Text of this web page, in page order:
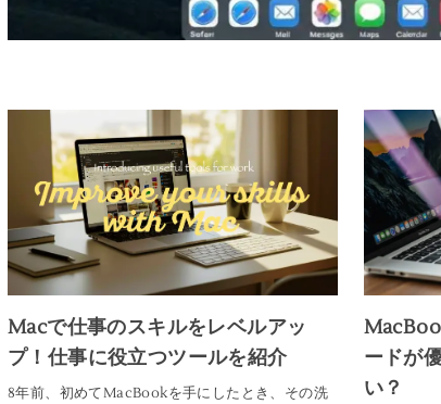
Macで仕事のスキルをレベルアッ
プ！仕事に役立つツールを紹介
8年前、初めてMacBookを手にしたとき、その洗
ードが
い？